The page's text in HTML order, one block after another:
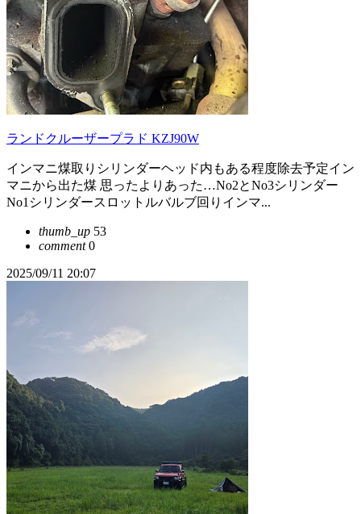
ランドクルーザープラド KZJ90W
インマニ煤取りシリンダーヘッド内もある程度除去予定イン
マニから出た煤 思ったよりあった…No2とNo3シリンダー
No1シリンダースロットルバルブ回りインマ...
thumb_up 53
comment0
2025/09/11 20:07